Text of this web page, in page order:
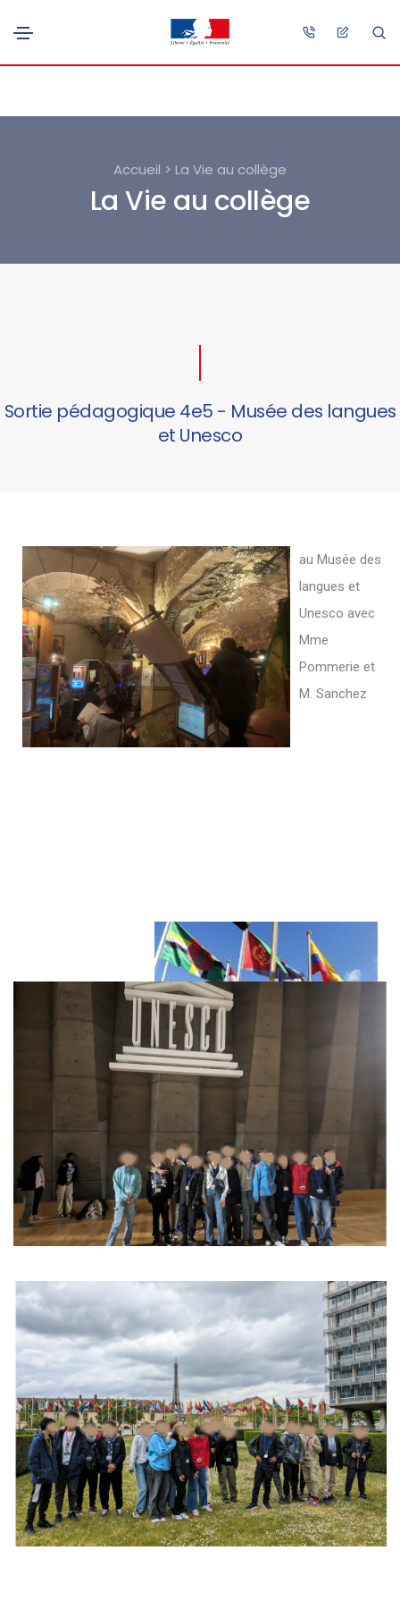
Accueil > La Vie au collège
La Vie au collège
Sortie pédagogique 4e5 - Musée des langues
et Unesco
au Musée des
langues et
Unesco avec
Mme
Pommerie et
M. Sanchez